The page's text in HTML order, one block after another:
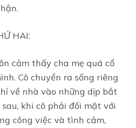
HAI:
cảm thấy cha mẹ quá cổ
Cô chuyển ra sống riêng
về nhà vào những dịp bắt
khi cô phải đối mặt với
công việc và tình cảm,